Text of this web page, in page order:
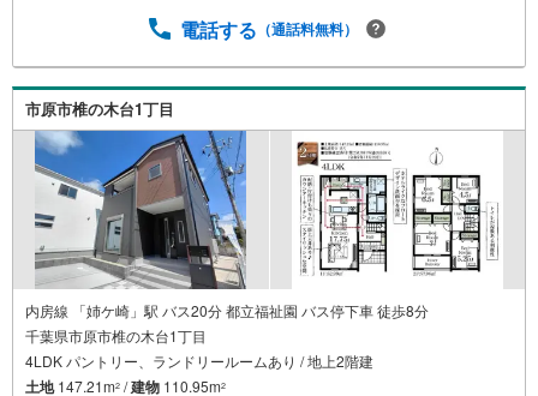
徒歩10分市原市馬立保育所 徒歩26分スーパーしげのや
キャンペーン実施中♪】詳細はプレゼント情報欄をご参照
ください！【物件のおすすめポイント】「光風台」駅まで
徒歩わずか4分！ワンフロアで生活が完結する新築一戸建て
電話する （通話料無料）
市原市椎の木台1丁目
内房線 「姉ケ崎」駅 バス20分 都立福祉園 バス停下車 徒歩8分
千葉県市原市椎の木台1丁目
4LDK パントリー、ランドリールームあり / 地上2階建
土地147.21m2 /建物 110.95m2